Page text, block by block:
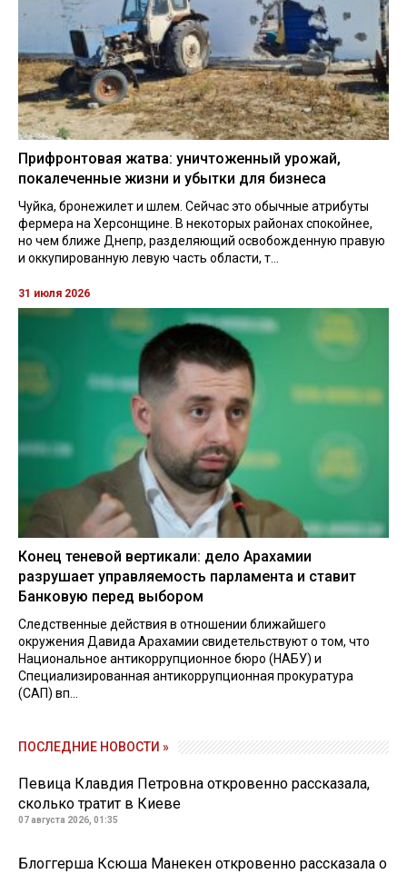
Прифронтовая жатва: уничтоженный урожай,
покалеченные жизни и убытки для бизнеса
Чуйка, бронежилет и шлем. Сейчас это обычные атрибуты
фермера на Херсонщине. В некоторых районах спокойнее,
но чем ближе Днепр, разделяющий освобожденную правую
и оккупированную левую часть области, т...
31 июля 2026
Конец теневой вертикали: дело Арахамии
разрушает управляемость парламента и ставит
Банковую перед выбором
Следственные действия в отношении ближайшего
окружения Давида Арахамии свидетельствуют о том, что
Национальное антикоррупционное бюро (НАБУ) и
Специализированная антикоррупционная прокуратура
(САП) вп...
ПОСЛЕДНИЕ НОВОСТИ »
Певица Клавдия Петровна откровенно рассказала,
сколько тратит в Киеве
07 августа 2026, 01:35
Блоггерша Ксюша Манекен откровенно рассказала о